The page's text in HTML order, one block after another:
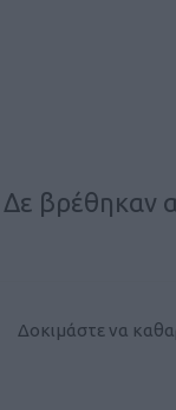
Δε βρέθηκαν
Δοκιμάστε να